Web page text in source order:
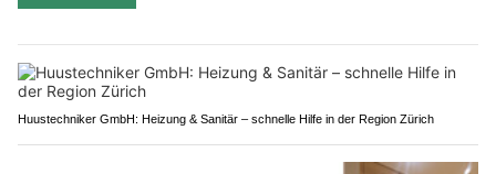
Huustechniker GmbH: Heizung & Sanitär – schnelle Hilfe in der Region Zürich